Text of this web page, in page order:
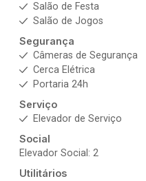
Salão de Festa
Salão de Jogos
Segurança
Câmeras de Segurança
Cerca Elétrica
Portaria 24h
Serviço
Elevador de Serviço
Social
Elevador Social: 2
Utilitários